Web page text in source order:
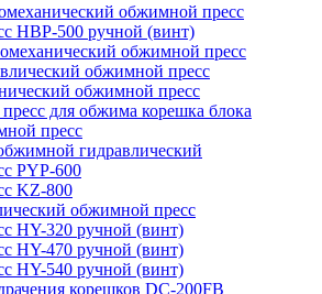
обжимной пресс
HBP-500 ручной (винт)
обжимной пресс
обжимной пресс
обжимной пресс
для обжима корешка блока
пресс
гидравлический
PYP-600
KZ-800
обжимной пресс
HY-320 ручной (винт)
HY-470 ручной (винт)
HY-540 ручной (винт)
корешков DC-200FB